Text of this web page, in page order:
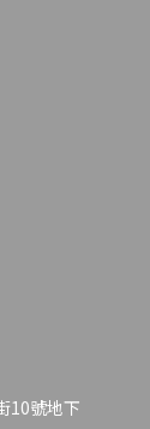
10號地下